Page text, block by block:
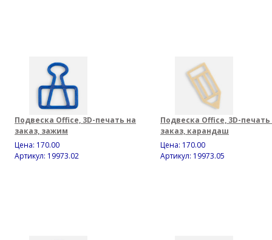
Подвеска Office, 3D-печать на
заказ, зажим
Цена: 170.00
Артикул: 19973.02
Подвеска Office, 3D-печать
заказ, карандаш
Цена: 170.00
Артикул: 19973.05